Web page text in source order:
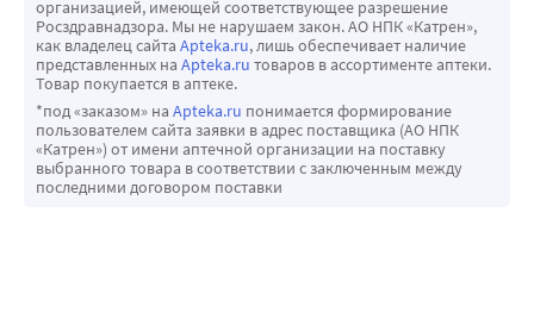
организацией, имеющей соответствующее разрешение
Росздравнадзора. Мы не нарушаем закон. АО НПК «Катрен»,
как владелец сайта Apteka.ru, лишь обеспечивает наличие
представленных на Apteka.ru товаров в ассортименте аптеки.
Товар покупается в аптеке.
*под «заказом» на Apteka.ru понимается формирование
пользователем сайта заявки в адрес поставщика (АО НПК
«Катрен») от имени аптечной организации на поставку
выбранного товара в соответствии с заключенным между
последними договором поставки